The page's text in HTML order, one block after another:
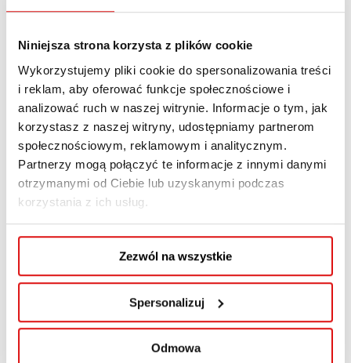
Niniejsza strona korzysta z plików cookie
Wykorzystujemy pliki cookie do spersonalizowania treści
i reklam, aby oferować funkcje społecznościowe i
analizować ruch w naszej witrynie. Informacje o tym, jak
korzystasz z naszej witryny, udostępniamy partnerom
społecznościowym, reklamowym i analitycznym.
Partnerzy mogą połączyć te informacje z innymi danymi
otrzymanymi od Ciebie lub uzyskanymi podczas
korzystania z ich usług.
Zezwól na wszystkie
Spersonalizuj
Odmowa